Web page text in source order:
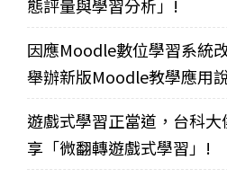
態評量與學習分析」!
因應Moodle數位學習系統
舉辦新版Moodle教學應用
遊戲式學習正當道，台科
享「微翻轉遊戲式學習」!